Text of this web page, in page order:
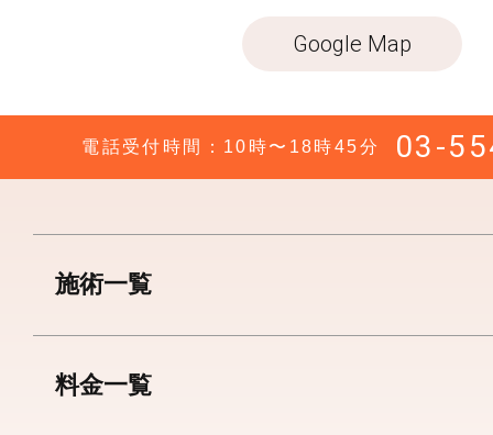
Google Map
電話受付時間：10時〜18時45分 03-
施術一覧
料金一覧